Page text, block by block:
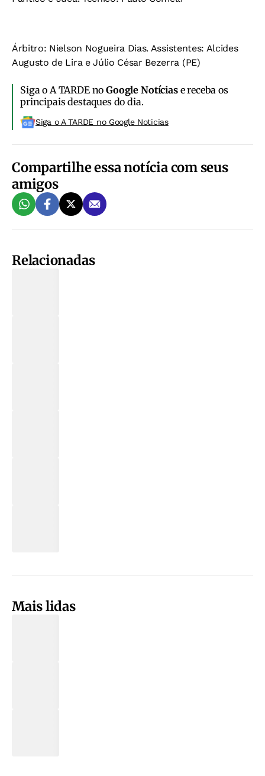
Árbitro: Nielson Nogueira Dias. Assistentes: Alcides
Augusto de Lira e Júlio César Bezerra (PE)
Siga o A TARDE noGoogle Notíciase receba os
principais destaques do dia.
Siga o A TARDE no Google Noticias
Compartilhe essa notícia com seus
amigos
Relacionadas
Mais lidas